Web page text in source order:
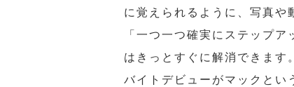
に覚えられるように、写真や
「一つ一つ確実にステップ
はきっとすぐに解消できます。
バイトデビューがマックとい